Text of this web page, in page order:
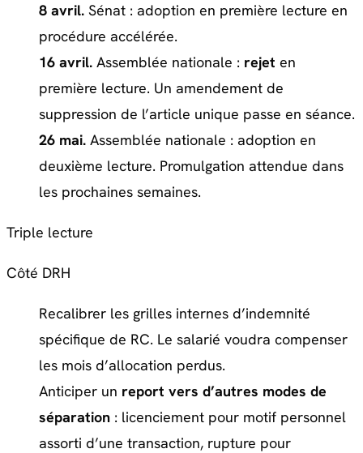
8 avril. Sénat : adoption en première lecture en
procédure accélérée.
16 avril. Assemblée nationale : rejet en
première lecture. Un amendement de
suppression de l’article unique passe en séance.
26 mai. Assemblée nationale : adoption en
deuxième lecture. Promulgation attendue dans
les prochaines semaines.
Triple lecture
Côté DRH
Recalibrer les grilles internes d’indemnité
spécifique de RC. Le salarié voudra compenser
les mois d’allocation perdus.
Anticiper un report vers d’autres modes de
séparation : licenciement pour motif personnel
assorti d’une transaction, rupture pour